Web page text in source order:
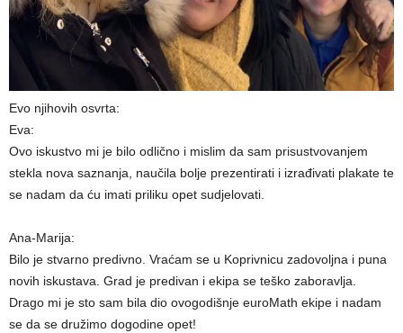
Evo njihovih osvrta:
Eva:
Ovo iskustvo mi je bilo odlično i mislim da sam prisustvovanjem
stekla nova saznanja, naučila bolje prezentirati i izrađivati plakate te
se nadam da ću imati priliku opet sudjelovati.
Ana-Marija:
Bilo je stvarno predivno. Vraćam se u Koprivnicu zadovoljna i puna
novih iskustava. Grad je predivan i ekipa se teško zaboravlja.
Drago mi je sto sam bila dio ovogodišnje euroMath ekipe i nadam
se da se družimo dogodine opet!